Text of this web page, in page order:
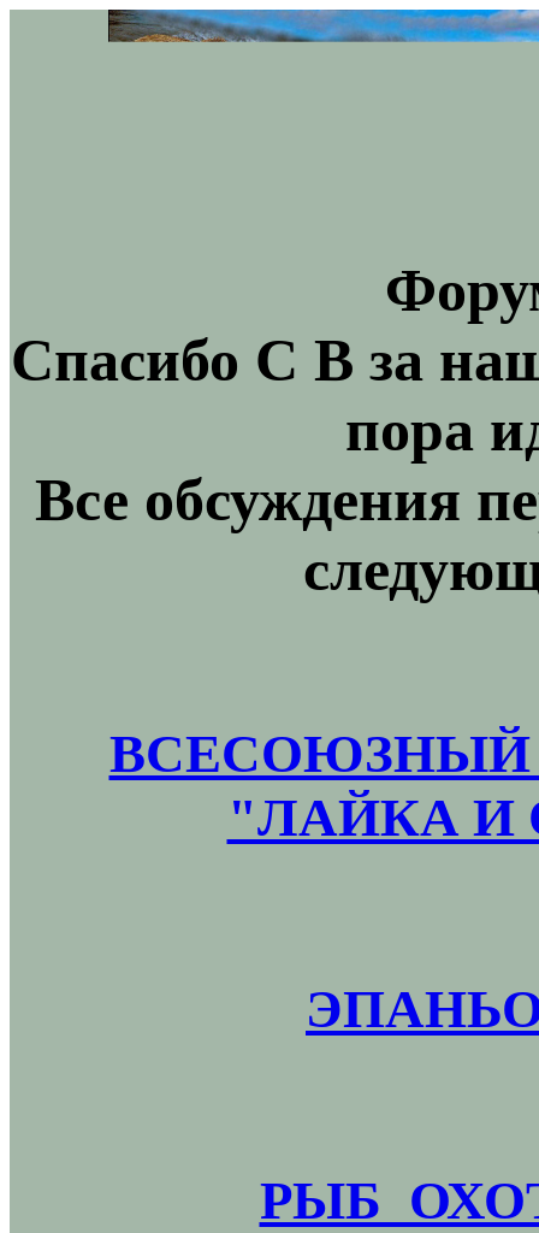
Спасибо С В за
пора
Все обсуждения
ВСЕСОЮЗНЫЙ
"ЛАЙКА И